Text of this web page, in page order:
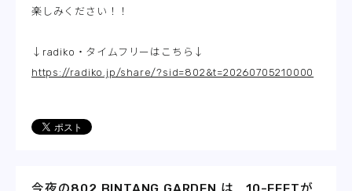
楽しみください！！
↓radiko・タイムフリーはこちら↓
https://radiko.jp/share/?sid=802&t=20260705210000
今夜の802 BINTANG GARDEN は… 10-FEETが